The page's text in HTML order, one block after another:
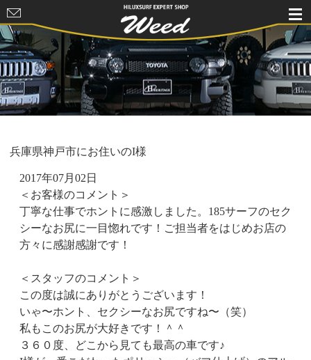
HILUXSURF
EXPERT
SHOP Weed
兵庫県神戸市にお住いのI様
2017年07月02日
＜お客様のコメント＞
丁寧な仕事でホントに感激しました。185サーフのセク
シーなお尻に一目惚れです！ご担当者をはじめお店の
方々に感謝感謝です！
＜スタッフのコメント＞
この度は誠にありがとうございます！
いゃ〜ホント、セクシーなお尻ですね〜（笑）
私もこのお尻が大好きです！＾＾
３６０度、どこから見ても最高の車です♪